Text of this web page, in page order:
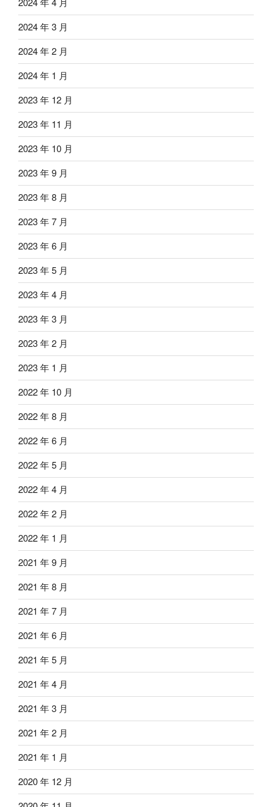
2024 年 3 月
2024 年 2 月
2024 年 1 月
2023 年 12 月
2023 年 11 月
2023 年 10 月
2023 年 9 月
2023 年 8 月
2023 年 7 月
2023 年 6 月
2023 年 5 月
2023 年 4 月
2023 年 3 月
2023 年 2 月
2023 年 1 月
2022 年 10 月
2022 年 8 月
2022 年 6 月
2022 年 5 月
2022 年 4 月
2022 年 2 月
2022 年 1 月
2021 年 9 月
2021 年 8 月
2021 年 7 月
2021 年 6 月
2021 年 5 月
2021 年 4 月
2021 年 3 月
2021 年 2 月
2021 年 1 月
2020 年 12 月